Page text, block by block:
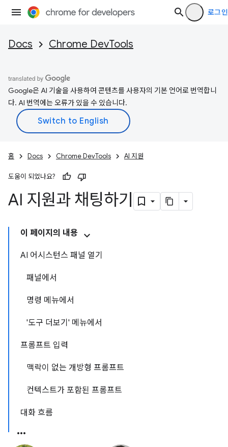
로그인
Docs Chrome DevTools
Google은 AI 기술을 사용하여 콘텐츠를 사용자의 기본 언어로 번역합니
다. AI 번역에는 오류가 있을 수 있습니다.
홈 Docs Chrome DevTools AI 지원
도움이 되었나요?
AI 지원과 채팅하기
이 페이지의 내용
AI 어시스턴스 패널 열기
패널에서
명령 메뉴에서
'도구 더보기' 메뉴에서
프롬프트 입력
맥락이 없는 개방형 프롬프트
컨텍스트가 포함된 프롬프트
대화 흐름